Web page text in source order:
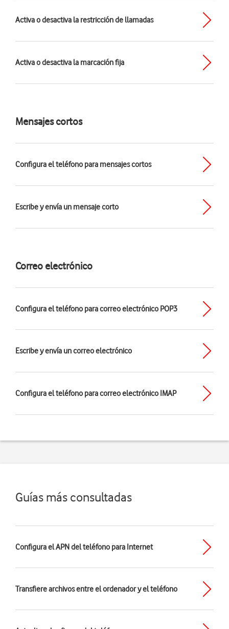
Activa o desactiva la restricción de llamadas
Activa o desactiva la marcación fija
Mensajes cortos
Configura el teléfono para mensajes cortos
Escribe y envía un mensaje corto
Correo electrónico
Configura el teléfono para correo electrónico POP3
Escribe y envía un correo electrónico
Configura el teléfono para correo electrónico IMAP
Guías más consultadas
Configura el APN del teléfono para Internet
Transfiere archivos entre el ordenador y el teléfono